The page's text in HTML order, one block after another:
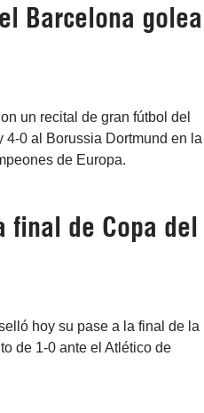
Barcelona golea
un recital de gran fútbol del
0 al Borussia Dortmund en la
de Europa.
final de Copa del
hoy su pase a la final de la
de 1-0 ante el Atlético de